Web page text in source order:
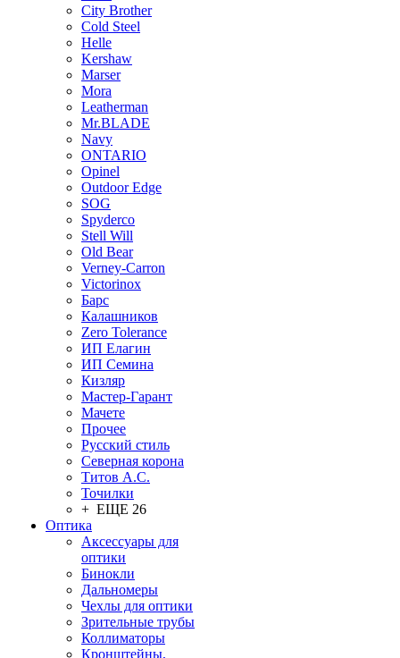
City Brother
Cold Steel
Helle
Kershaw
Marser
Mora
Leatherman
Mr.BLADE
Navy
ONTARIO
Opinel
Outdoor Edge
SOG
Spyderco
Stell Will
Old Bear
Verney-Carron
Victorinox
Барс
Калашников
Zero Tolerance
ИП Елагин
ИП Семина
Кизляр
Мастер-Гарант
Мачете
Прочее
Русский стиль
Северная корона
Титов А.С.
Точилки
+ ЕЩЕ 26
Оптика
Аксессуары для
оптики
Бинокли
Дальномеры
Чехлы для оптики
Зрительные трубы
Коллиматоры
Кронштейны,